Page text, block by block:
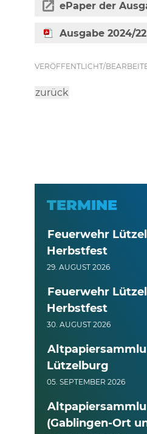
ePaper der
Ausgabe 2024/
VERÖFFENTLICHT/
zurück
TERMINE
Feuerwehr
Herbstfest
29. AUGUST 2026
Feuerwehr
Herbstfest
30. AUGUST 2026
Lützelburg
05. SEPTEMBER 2026
(Gablingen-Ort